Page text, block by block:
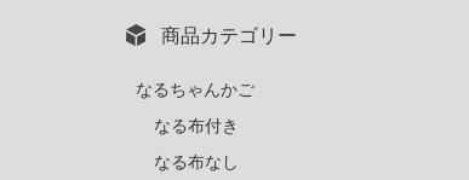
商品カテゴリー
なるちゃんかご
なる布付き
なる布なし